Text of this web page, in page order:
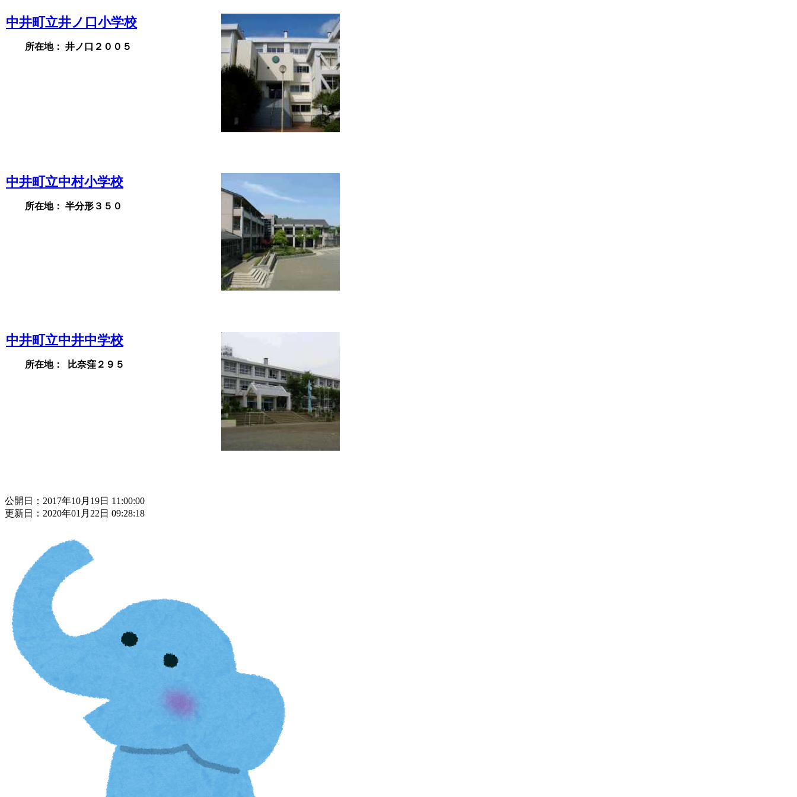
中井町立井ノ口小学校
所在地： 井ノ口２００５
中井町立中村小学校
所在地： 半分形３５０
中井町立中井中学校
所在地： 比奈窪２９５
公開日：2017年10月19日 11:00:00
更新日：2020年01月22日 09:28:18